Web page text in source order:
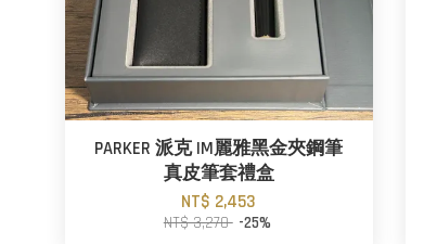
PARKER 派克 IM麗雅黑金夾鋼筆
真皮筆套禮盒
NT$ 2,453
NT$ 3,270 -25%